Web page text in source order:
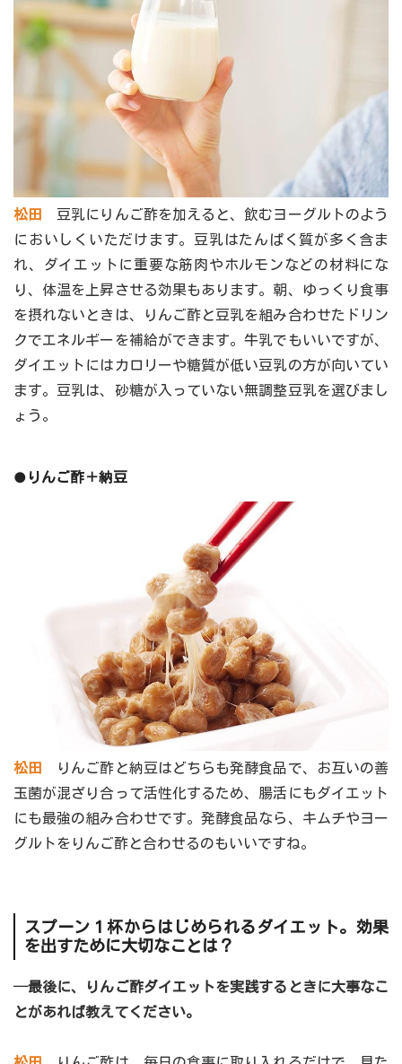
松田 豆乳にりんご酢を加えると、飲むヨーグルトのよう
においしくいただけます。豆乳はたんぱく質が多く含ま
れ、ダイエットに重要な筋肉やホルモンなどの材料にな
り、体温を上昇させる効果もあります。朝、ゆっくり食事
を摂れないときは、りんご酢と豆乳を組み合わせたドリン
クでエネルギーを補給ができます。牛乳でもいいですが、
ダイエットにはカロリーや糖質が低い豆乳の方が向いてい
ます。豆乳は、砂糖が入っていない無調整豆乳を選びまし
ょう。
●りんご酢＋納豆
松田 りんご酢と納豆はどちらも発酵食品で、お互いの善
玉菌が混ざり合って活性化するため、腸活にもダイエット
にも最強の組み合わせです。発酵食品なら、キムチやヨー
グルトをりんご酢と合わせるのもいいですね。
スプーン１杯からはじめられるダイエット。効果
を出すために大切なことは？
─最後に、りんご酢ダイエットを実践するときに大事なこ
とがあれば教えてください。